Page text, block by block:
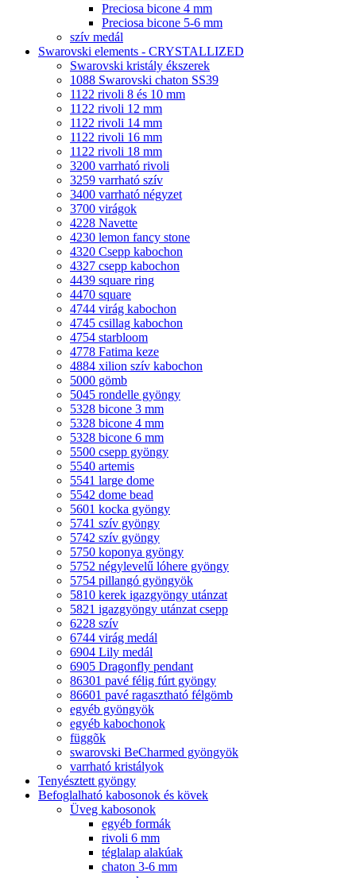
Preciosa bicone 4 mm
Preciosa bicone 5-6 mm
szív medál
Swarovski elements - CRYSTALLIZED
Swarovski kristály ékszerek
1088 Swarovski chaton SS39
1122 rivoli 8 és 10 mm
1122 rivoli 12 mm
1122 rivoli 14 mm
1122 rivoli 16 mm
1122 rivoli 18 mm
3200 varrható rivoli
3259 varrható szív
3400 varrható négyzet
3700 virágok
4228 Navette
4230 lemon fancy stone
4320 Csepp kabochon
4327 csepp kabochon
4439 square ring
4470 square
4744 virág kabochon
4745 csillag kabochon
4754 starbloom
4778 Fatima keze
4884 xilion szív kabochon
5000 gömb
5045 rondelle gyöngy
5328 bicone 3 mm
5328 bicone 4 mm
5328 bicone 6 mm
5500 csepp gyöngy
5540 artemis
5541 large dome
5542 dome bead
5601 kocka gyöngy
5741 szív gyöngy
5742 szív gyöngy
5750 koponya gyöngy
5752 négylevelű lóhere gyöngy
5754 pillangó gyöngyök
5810 kerek igazgyöngy utánzat
5821 igazgyöngy utánzat csepp
6228 szív
6744 virág medál
6904 Lily medál
6905 Dragonfly pendant
86301 pavé félig fúrt gyöngy
86601 pavé ragasztható félgömb
egyéb gyöngyök
egyéb kabochonok
függõk
swarovski BeCharmed gyöngyök
varrható kristályok
Tenyésztett gyöngy
Befoglalható kabosonok és kövek
Üveg kabosonok
egyéb formák
rivoli 6 mm
téglalap alakúak
chaton 3-6 mm